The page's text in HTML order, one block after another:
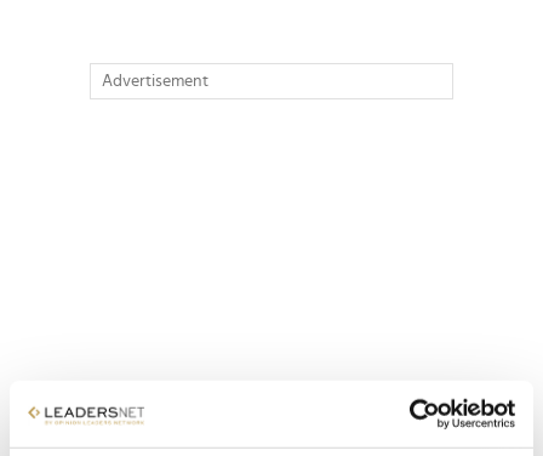
Advertisement